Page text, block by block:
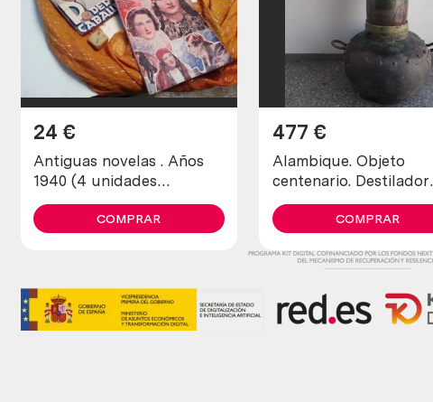
Antiguas novelas . Años
1940 (4 unidades
diferentes)
24 €
COMPRAR
Alambique. Objeto
centenario. Destilador
fabricado en pesado
cobre. 80 litros.
477 €
COMPRAR